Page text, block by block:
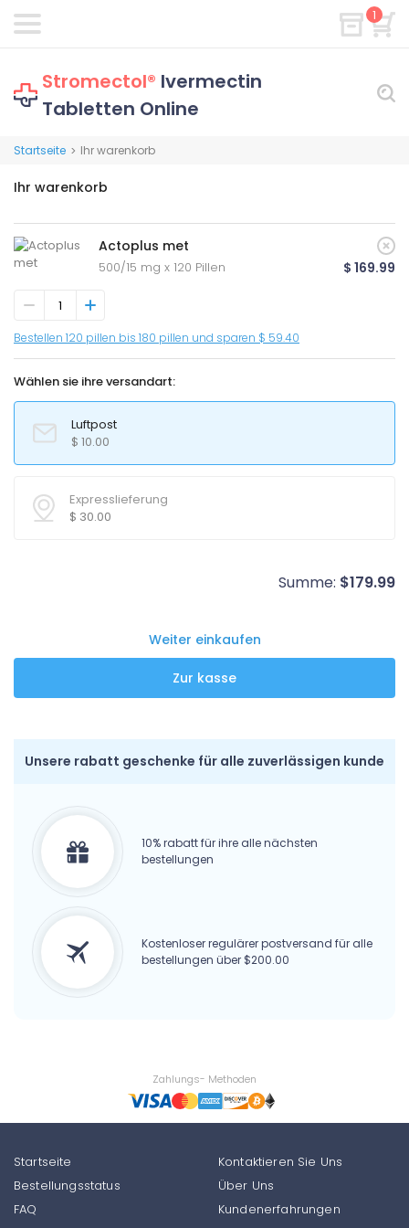
1
Stromectol® Ivermectin
Tabletten Online
Startseite > Ihr warenkorb
Ihr warenkorb
Actoplus met
500/15 mg x 120 Pillen $ 169.99
Bestellen 120 pillen bis 180 pillen und sparen $ 59.40
Wählen sie ihre versandart:
Luftpost
$ 10.00
Expresslieferung
$ 30.00
Summe: $179.99
Weiter einkaufen
Unsere rabatt geschenke für alle zuverlässigen kunde
10% rabatt für ihre alle nächsten
bestellungen
Kostenloser regulärer postversand für alle
bestellungen über $200.00
Zahlungs- Methoden
Startseite
Bestellungsstatus
FAQ
Kontaktieren Sie Uns
Über Uns
Kundenerfahrungen